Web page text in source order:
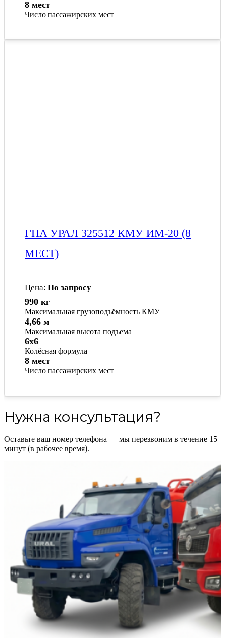
Число пассажирских мест
8 мест
ГПА УРАЛ 325512 КМУ ИМ-20 (8
МЕСТ)
Цена: По запросу
Максимальная грузоподъёмность КМУ
990 кг
Максимальная высота подъема
4,66 м
Колёсная формула
6x6
Число пассажирских мест
8 мест
Нужна консультация?
Оставьте ваш номер телефона — мы перезвоним в течение 15
минут (в рабочее время).